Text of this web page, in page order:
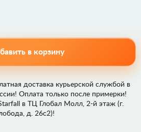
в корзину
доставка курьерской службой в
Оплата только после примерки!
в ТЦ Глобал Молл, 2-й этаж (г.
д. 26с2)!